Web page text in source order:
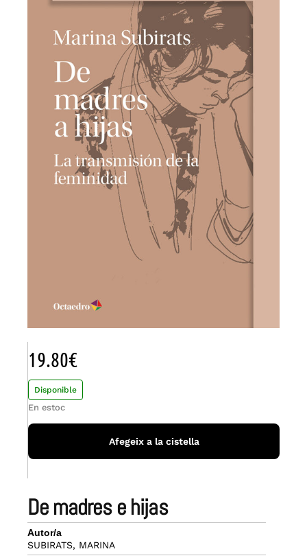
de madres e hijas
Autor/a
SUBIRATS, MARINA
19.80€
Disponible
En estoc
Afegeix a la cistella